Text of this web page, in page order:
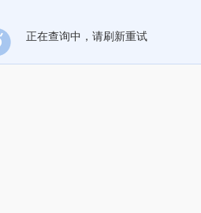
正在查询中，请刷新重试